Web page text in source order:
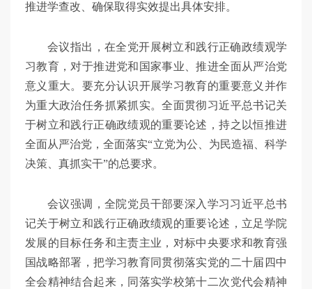
推进学查改、确保取得实效提出具体安排。
会议指出，在全党开展树立和践行正确政绩观学
习教育，对于推进党和国家事业、推进全面从严治党
意义重大。要充分认识开展学习教育的重要意义并作
为重大政治任务抓紧抓实。全面贯彻习近平总书记关
于树立和践行正确政绩观的重要论述，持之以恒推进
全面从严治党，全面落实“立党为公、为民造福、科学
决策、真抓实干”的总要求。
会议强调，全院党员干部要深入学习习近平总书
记关于树立和践行正确政绩观的重要论述，立足学院
发展的目标任务和主责主业，对标中央要求和教育强
国战略部署，把学习教育同贯彻落实党的二十届四中
全会精神结合起来，同落实学校第十二次党代会精神